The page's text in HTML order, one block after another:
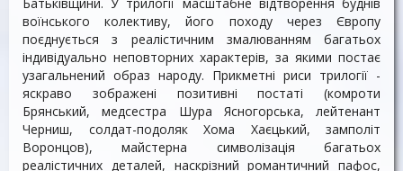
воїнського колективу, його походу через Європу
поєднується з реалістичним змалюванням багатьох
індивідуально неповторних характерів, за якими постає
узагальнений образ народу. Прикметні риси трилогії -
яскраво зображені позитивні постаті (комроти
Брянський, медсестра Шура Ясногорська, лейтенант
Черниш, солдат-подоляк Хома Хаєцький, замполіт
Воронцов), майстерна символізація багатьох
реалістичних деталей, наскрізний романтичний пафос,